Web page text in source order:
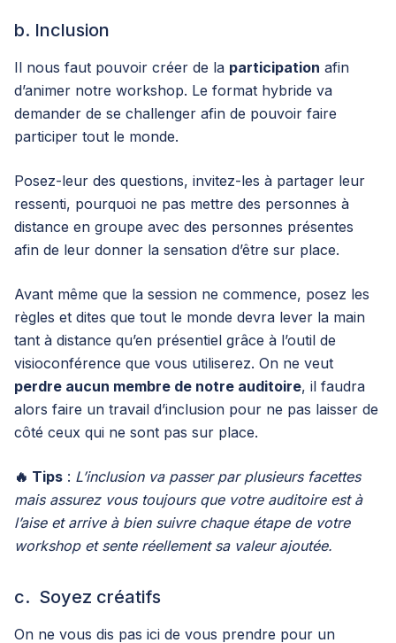
b. Inclusion
Il nous faut pouvoir créer de la participation afin
d’animer notre workshop. Le format hybride va
demander de se challenger afin de pouvoir faire
participer tout le monde.
Posez-leur des questions, invitez-les à partager leur
ressenti, pourquoi ne pas mettre des personnes à
distance en groupe avec des personnes présentes
afin de leur donner la sensation d’être sur place.
Avant même que la session ne commence, posez les
règles et dites que tout le monde devra lever la main
tant à distance qu’en présentiel grâce à l’outil de
visioconférence que vous utiliserez. On ne veut
perdre aucun membre de notre auditoire, il faudra
alors faire un travail d’inclusion pour ne pas laisser de
côté ceux qui ne sont pas sur place.
🔥 Tips : L’inclusion va passer par plusieurs facettes
mais assurez vous toujours que votre auditoire est à
l’aise et arrive à bien suivre chaque étape de votre
workshop et sente réellement sa valeur ajoutée.
c. Soyez créatifs
On ne vous dis pas ici de vous prendre pour un